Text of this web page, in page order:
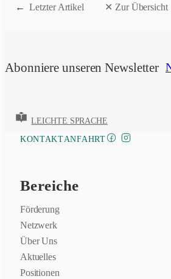
← Letzter Artikel ✕ Zur Übersicht
Abonniere unseren Newsletter
LEICHTE SPRACHE
KONTAKTANFAHRT FACEBOOK
Bereiche
Förderung
Netzwerk
Über Uns
Aktuelles
Positionen